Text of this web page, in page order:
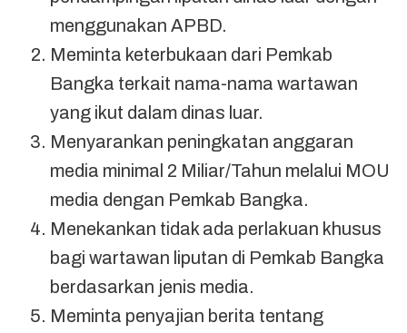
menggunakan APBD.
Meminta keterbukaan dari Pemkab
Bangka terkait nama-nama wartawan
yang ikut dalam dinas luar.
Menyarankan peningkatan anggaran
media minimal 2 Miliar/Tahun melalui MOU
media dengan Pemkab Bangka.
Menekankan tidak ada perlakuan khusus
bagi wartawan liputan di Pemkab Bangka
berdasarkan jenis media.
Meminta penyajian berita tentang